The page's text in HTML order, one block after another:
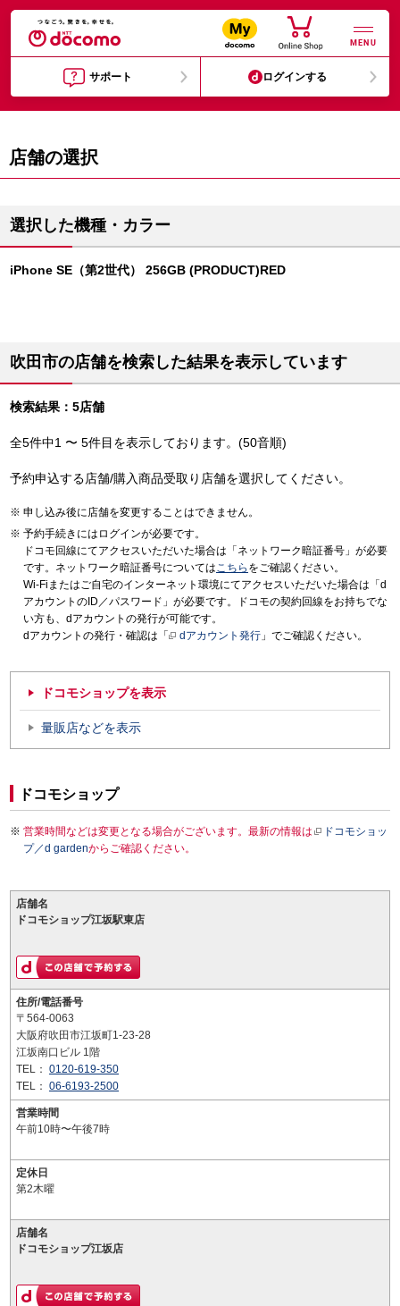
MENU
サポート ログインする
店舗の選択
選択した機種・カラー
iPhone SE（第2世代） 256GB (PRODUCT)RED
吹田市の店舗を検索した結果を表示しています
検索結果：5店舗
全5件中1 〜 5件目を表示しております。(50音順)
予約申込する店舗/購入商品受取り店舗を選択してください。
申し込み後に店舗を変更することはできません。
予約手続きにはログインが必要です。
ドコモ回線にてアクセスいただいた場合は「ネットワーク暗証番号」が必要
です。ネットワーク暗証番号についてはこちら をご確認ください。
Wi-Fiまたはご自宅のインターネット環境にてアクセスいただいた場合は「d
アカウントのID／パスワード」が必要です。ドコモの契約回線をお持ちでな
い方も、dアカウントの発行が可能です。
dアカウントの発行・確認は「
dアカウント発行 」でご確認ください。
ドコモショップを表示
量販店などを表示
ドコモショップ
営業時間などは変更となる場合がございます。最新の情報は
ドコモショッ
プ／d gardenからご確認ください。
店舗名
ドコモショップ江坂駅東店
住所/電話番号
〒564-0063
大阪府吹田市江坂町1-23-28
江坂南口ビル 1階
TEL： 0120-619-350
TEL： 06-6193-2500
営業時間
午前10時〜午後7時
定休日
第2木曜
店舗名
ドコモショップ江坂店